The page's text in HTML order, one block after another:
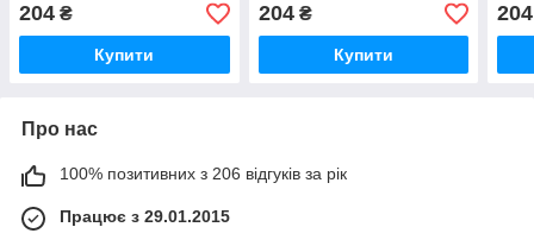
204 ₴
Купити
204₴
Купити
204
Про нас
100% позитивних з 206 відгуків за рік
Працює з 29.01.2015